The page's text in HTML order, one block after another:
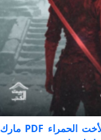
تحميل كتاب الأخت الحمراء PDF مارك